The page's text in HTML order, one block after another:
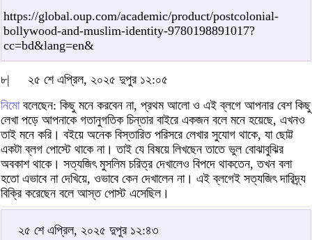
https://global.oup.com/academic/product/postcolonial-
bollywood-and-muslim-identity-9780198891017?
cc=bd&lang=en&
৮|
২৫ শে এপ্রিল, ২০২৫ দুপুর ১২:০৫
নিমোবলেছেন: কিছু মনে করবেন না, প্রথম আলো ও এই ব্লগে আপনার বেশ কিছু
লেখা পড়ে আপনাকে গতানুগতিক চিন্তার বাইরে একজন বলে মনে হয়েছে, এখনও
তাই মনে করি। বইয়ে অনেক বিস্তারিত পরিসরে লেখার সুযোগ থাকে, যা ছোট্ট
একটা ব্লগ পোস্টে থাকে না। তাই যে বিষয়ে লিখছেন তাতে ভুল বোঝাবুঝির
অবকাশ থাকে। সত্যজিৎ মুসলিম চরিত্র দেখালেও বিপদে থাকতেন, তখন বলা
হতো এভাবে না দেখিয়ে, ওভাবে কেন দেখালেন না। এই ব্লগেই সত্যজিৎ দারিদ্র্য
বিক্রি করেছেন বলে আস্ত পোস্ট এসেছিল।
২৫ শে এপ্রিল, ২০২৫ দুপুর ১২:৪৩